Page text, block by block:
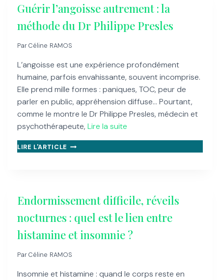
Guérir l’angoisse autrement : la
méthode du Dr Philippe Presles
ParCéline RAMOS
L’angoisse est une expérience profondément
humaine, parfois envahissante, souvent incomprise.
Elle prend mille formes : paniques, TOC, peur de
parler en public, appréhension diffuse… Pourtant,
comme le montre le Dr Philippe Presles, médecin et
psychothérapeute, Lire la suite
LIRE L'ARTICLE GUÉRIR
L’ANGOISSE
DU
PHILIPPE
PRESLES
Endormissement difficile, réveils
nocturnes : quel est le lien entre
histamine et insomnie ?
ParCéline RAMOS
Insomnie et histamine : quand le corps reste en